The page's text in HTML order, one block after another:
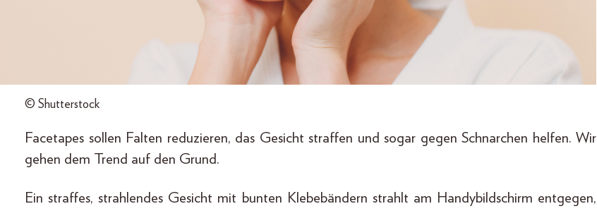
© Shutterstock
Facetapes sollen Falten reduzieren, das Gesicht straffen und sogar gegen Schnarchen helfen. Wir
gehen dem Trend auf den Grund.
Ein straffes, strahlendes Gesicht mit bunten Klebebändern strahlt am Handybildschirm entgegen,